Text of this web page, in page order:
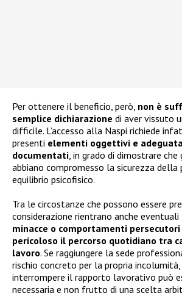
Per ottenere il beneficio, però, non è
semplice dichiarazione di aver vissuto
difficile. L’accesso alla Naspi richiede
presenti elementi oggettivi e
documentati, in grado di dimostrare che
abbiano compromesso la sicurezza della
equilibrio psicofisico.
Tra le circostanze che possono essere
considerazione rientrano anche eventuali
minacce o comportamenti persecutori
pericoloso il percorso quotidiano tra
lavoro. Se raggiungere la sede
rischio concreto per la propria incolumità,
interrompere il rapporto lavorativo può
necessaria e non frutto di una scelta